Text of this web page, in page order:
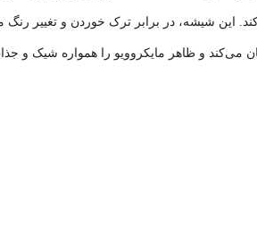
این شیشه، در برابر ترک خوردن و تغییر
می‌کند و ظاهر مایکروویو را همواره شیک و